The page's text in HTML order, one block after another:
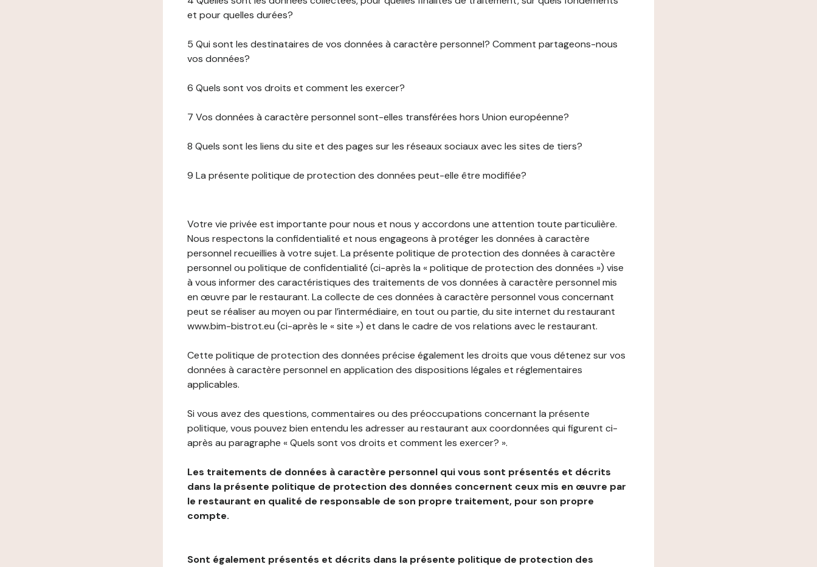
et pour quelles durées?
5 Qui sont les destinataires de vos données à caractère personnel? Comment partageons-nous
vos données?
6 Quels sont vos droits et comment les exercer?
7 Vos données à caractère personnel sont-elles transférées hors Union européenne?
8 Quels sont les liens du site et des pages sur les réseaux sociaux avec les sites de tiers?
9 La présente politique de protection des données peut-elle être modifiée?
Votre vie privée est importante pour nous et nous y accordons une attention toute particulière.
Nous respectons la confidentialité et nous engageons à protéger les données à caractère
personnel recueillies à votre sujet. La présente politique de protection des données à caractère
personnel ou politique de confidentialité (ci-après la « politique de protection des données ») vise
à vous informer des caractéristiques des traitements de vos données à caractère personnel mis
en œuvre par le restaurant. La collecte de ces données à caractère personnel vous concernant
peut se réaliser au moyen ou par l’intermédiaire, en tout ou partie, du site internet du restaurant
www.bim-bistrot.eu (ci-après le « site ») et dans le cadre de vos relations avec le restaurant.
Cette politique de protection des données précise également les droits que vous détenez sur vos
données à caractère personnel en application des dispositions légales et réglementaires
applicables.
Si vous avez des questions, commentaires ou des préoccupations concernant la présente
politique, vous pouvez bien entendu les adresser au restaurant aux coordonnées qui figurent ci-
après au paragraphe « Quels sont vos droits et comment les exercer? ».
Les traitements de données à caractère personnel qui vous sont présentés et décrits
dans la présente politique de protection des données concernent ceux mis en œuvre par
le restaurant en qualité de responsable de son propre traitement, pour son propre
compte.
Sont également présentés et décrits dans la présente politique de protection des